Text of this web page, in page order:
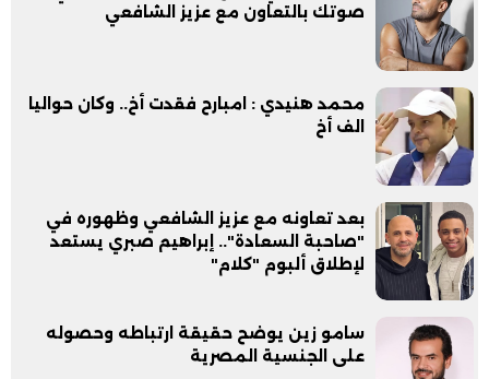
صوتك بالتعاون مع عزيز الشافعي
محمد هنيدي : امبارح فقدت أخ.. وكان حواليا
الف أخ
بعد تعاونه مع عزيز الشافعي وظهوره في
"صاحبة السعادة".. إبراهيم صبري يستعد
لإطلاق ألبوم "كلام"
سامو زين يوضح حقيقة ارتباطه وحصوله
على الجنسية المصرية